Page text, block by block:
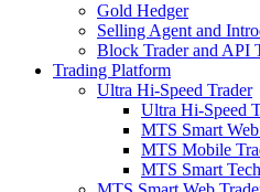
Gold Hedger
Selling Agent and
Block Trader and API
Trading Platform
Ultra Hi-Speed Trader
Ultra Hi-Speed
MTS Smart
MTS Mobile
MTS Smart